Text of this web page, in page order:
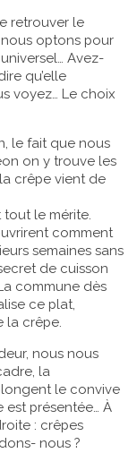
retrouver le
nous optons pour
Avez-
qu’elle
voyez… Le choix
le fait que nous
on y trouve les
crêpe vient de
tout le mérite.
comment
semaines sans
de cuisson
commune dès
ce plat,
la crêpe.
nous nous
la
le convive
est présentée… À
: crêpes
nous ?